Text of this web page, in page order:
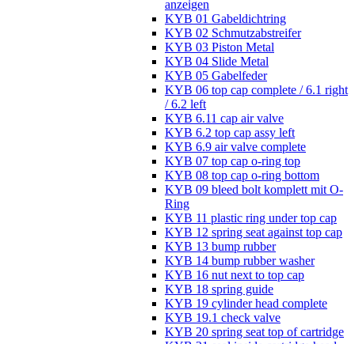
anzeigen
KYB 01 Gabeldichtring
KYB 02 Schmutzabstreifer
KYB 03 Piston Metal
KYB 04 Slide Metal
KYB 05 Gabelfeder
KYB 06 top cap complete / 6.1 right
/ 6.2 left
KYB 6.11 cap air valve
KYB 6.2 top cap assy left
KYB 6.9 air valve complete
KYB 07 top cap o-ring top
KYB 08 top cap o-ring bottom
KYB 09 bleed bolt komplett mit O-
Ring
KYB 11 plastic ring under top cap
KYB 12 spring seat against top cap
KYB 13 bump rubber
KYB 14 bump rubber washer
KYB 16 nut next to top cap
KYB 18 spring guide
KYB 19 cylinder head complete
KYB 19.1 check valve
KYB 20 spring seat top of cartridge